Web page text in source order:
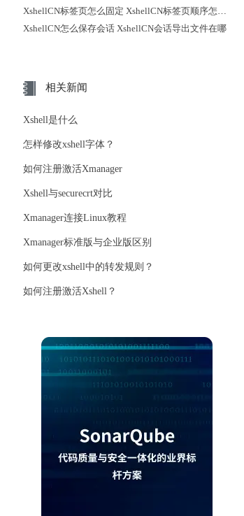
XshellCN标签页怎么固定 XshellCN标签页顺序怎么调整
XshellCN怎么保存会话 XshellCN会话导出文件在哪
相关新闻
Xshell是什么
怎样修改xshell字体？
如何注册激活Xmanager
Xshell与securecrt对比
Xmanager连接Linux教程
Xmanager标准版与企业版区别
如何更改xshell中的转发规则？
如何注册激活Xshell？